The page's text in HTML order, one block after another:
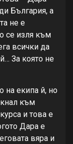
България, а
не е
се изля към
всички да
За която не
на екипа й, но
към
и това е
Дара е
вяра и